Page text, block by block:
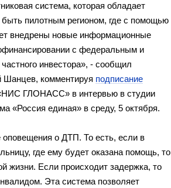
система, которая обладает
пилотным регионом, где с помощью
внедрены новые информационные
с федеральным и
инвестора», - сообщил
Шанцев, комментируя подписание
НИС ГЛОНАСС» в интервью в студии
«Россия единая» в среду, 5 октября.
оповещения о ДТП. То есть, если в
где ему будет оказана помощь, то
жизни. Если происходит задержка, то
Эта система позволяет